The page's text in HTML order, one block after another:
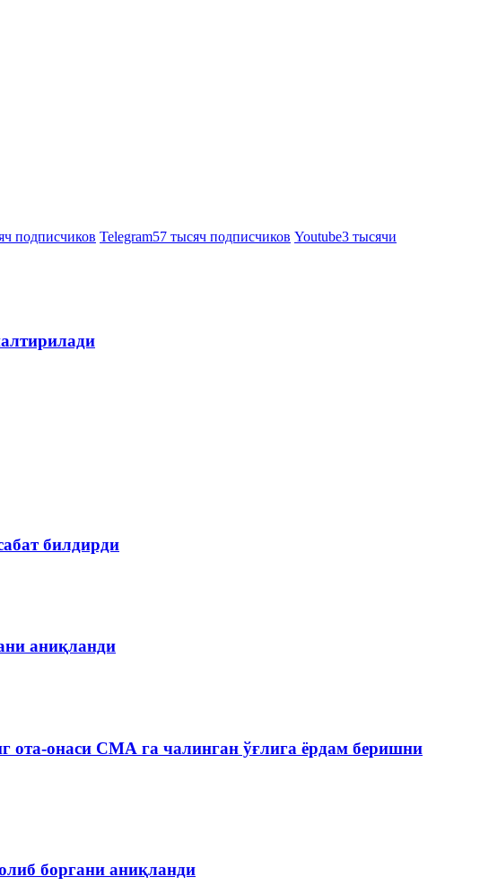
подписчиков Telegram57 тысяч подписчиков Youtube3 тысячи
билдирди
аниқланди
онаси СМА га чалинган ўғлига ёрдам беришни
боргани аниқланди